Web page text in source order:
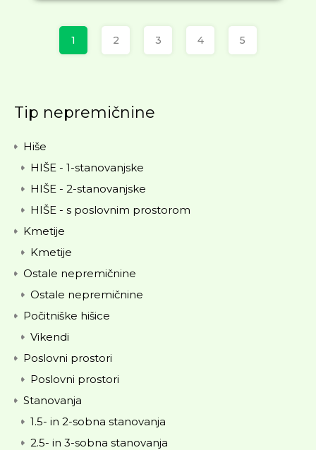
1 2 3 4 5
Tip nepremičnine
Hiše
HIŠE - 1-stanovanjske
HIŠE - 2-stanovanjske
HIŠE - s poslovnim prostorom
Kmetije
Kmetije
Ostale nepremičnine
Ostale nepremičnine
Počitniške hišice
Vikendi
Poslovni prostori
Poslovni prostori
Stanovanja
1.5- in 2-sobna stanovanja
2.5- in 3-sobna stanovanja